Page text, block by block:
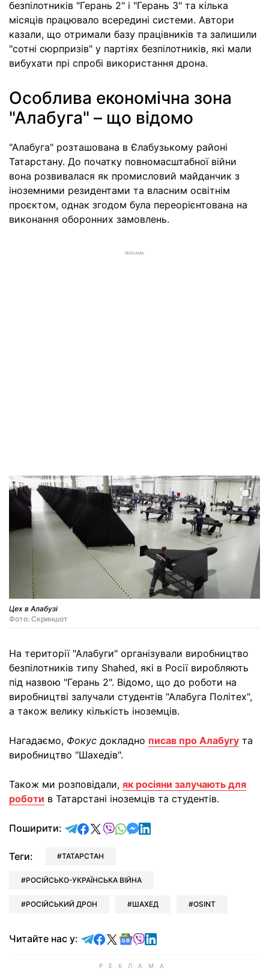
безпілотників "Герань 2" і "Герань 3" та кілька
місяців працювало всередині системи. Автори
казали, що отримали базу працівників та залишили
"сотні сюрпризів" у партіях безпілотників, які мали
вибухати прі спробі використання дрона.
Особлива економічна зона
"Алабуга" – що відомо
"Алабуга" розташована в Єлабузькому районі
Татарстану. До початку повномасштабної війни
вона розвивалася як промисловий майданчик з
іноземними резидентами та власним освітнім
проєктом, однак згодом була переорієнтована на
виконання оборонних замовлень.
РЕКЛАМА
Цех в Алабузі
Фото: Скриншот
На території "Алабуги" організували виробництво
безпілотників типу Shahed, які в Росії виробляють
під назвою "Герань 2". Відомо, що до роботи на
виробництві залучали студентів "Алабуга Політех",
а також велику кількість іноземців.
Нагадаємо, Фокус докладно писав про Алабугу та
виробництво "Шахедів".
Також ми розповідали, як росіяни залучають для
роботи в Татарстані іноземців та студентів.
Поширити: відправити у Telegram
поділитись у Facebook
поділитись у X
відправити у Viber
відправити у Whatsapp
відправити у Messenger
відправити у LinkedIn
Теги: ТАТАРСТАН
РОСІЙСЬКО-УКРАЇНСЬКА ВІЙНА
РОСІЙСЬКИЙ ДРОН ШАХЕД OSINT
Читайте нас у: Читайте у Telegram
Читайте у Facebook
Читайте у X
Читайте у Google news
Читайте у Viber
Читайте у LinkedIn